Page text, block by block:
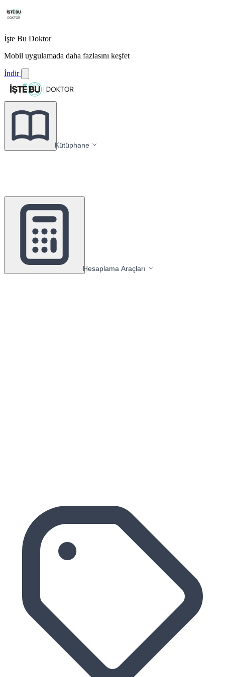
İşte Bu Doktor
Mobil uygulamada daha fazlasını keşfet
İndir
Kütüphane
Hesaplama Araçları